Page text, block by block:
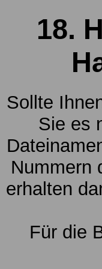
18.
Sollte
Sie es
Nummern
erhalten
Für die